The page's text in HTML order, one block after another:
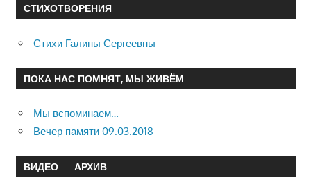
СТИХОТВОРЕНИЯ
Стихи Галины Сергеевны
ПОКА НАС ПОМНЯТ, МЫ ЖИВЁМ
Мы вспоминаем…
Вечер памяти 09.03.2018
ВИДЕО — АРХИВ